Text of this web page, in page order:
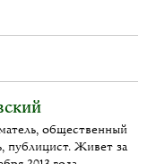
общественный
публицист. Живет за